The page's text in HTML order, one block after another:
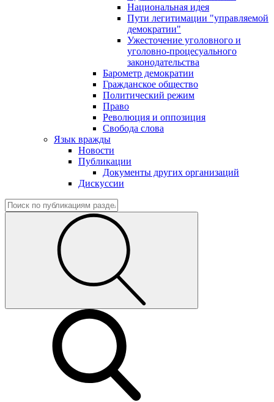
Национальная идея
Пути легитимации "управляемой
демократии"
Ужесточение уголовного и
уголовно-процесуального
законодательства
Барометр демократии
Гражданское общество
Политический режим
Право
Революция и оппозиция
Свобода слова
Язык вражды
Новости
Публикации
Документы других организаций
Дискуссии